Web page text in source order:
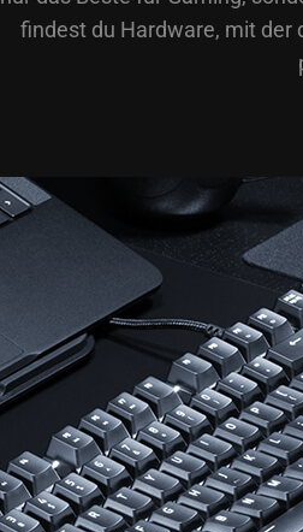
findest du Hardware, mit der